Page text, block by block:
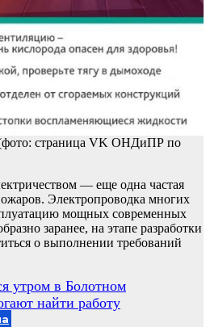
страница VK ОНДиПР по
— еще одна частая
Электропроводка многих
мощных современных
заранее, на этапе разработки
о выполнении требований
утром в Болотном
найти работу